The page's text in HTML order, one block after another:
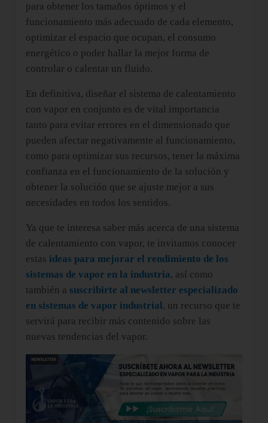
para obtener los tamaños óptimos y el
funcionamiento más adecuado de cada elemento,
optimizar el espacio que ocupan, el consumo
energético o poder hallar la mejor forma de
controlar o calentar un fluido.
En definitiva, diseñar el sistema de calentamiento
con vapor en conjunto es de vital importancia
tanto para evitar errores en el dimensionado que
pueden afectar negativamente al funcionamiento,
como para optimizar sus recursos, tener la máxima
confianza en el funcionamiento de la solución y
obtener la solución que se ajuste mejor a sus
necesidades en todos los sentidos.
Ya que te interesa saber más acerca de una sistema
de calentamiento con vapor, te invitamos conocer
estas ideas para mejorar el rendimiento de los
sistemas de vapor en la industria, así como
también a suscribirte al newsletter especializado
en sistemas de vapor industrial , un recurso que te
servirá para recibir más contenido sobre las
nuevas tendencias del vapor.